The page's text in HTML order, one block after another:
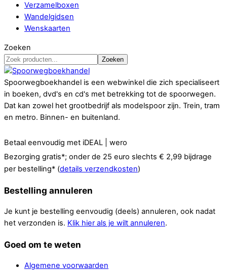
Verzamelboxen
Wandelgidsen
Wenskaarten
Zoeken
Zoeken
Spoorwegboekhandel is een webwinkel die zich specialiseert
in boeken, dvd's en cd's met betrekking tot de spoorwegen.
Dat kan zowel het grootbedrijf als modelspoor zijn. Trein, tram
en metro. Binnen- en buitenland.
Betaal eenvoudig met iDEAL | wero
Bezorging gratis*; onder de 25 euro slechts € 2,99 bijdrage
per bestelling* (details verzendkosten)
Bestelling annuleren
Je kunt je bestelling eenvoudig (deels) annuleren, ook nadat
het verzonden is. Klik hier als je wilt annuleren.
Goed om te weten
Algemene voorwaarden